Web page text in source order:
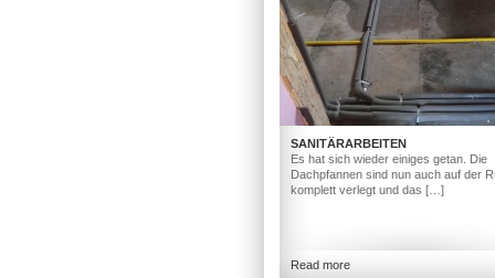
SANITÄRARBEITEN
Es hat sich wieder einiges getan. Die
Dachpfannen sind nun auch auf der
komplett verlegt und das […]
Read more